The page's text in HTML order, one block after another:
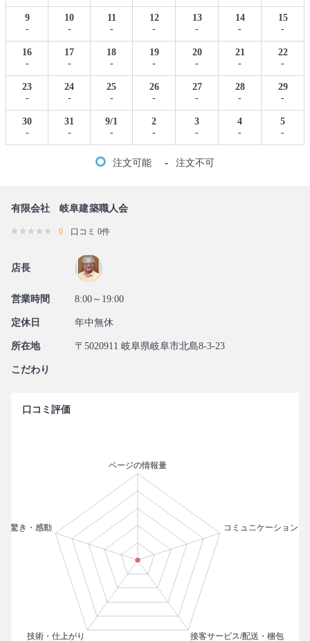
9
-
10
-
11
-
12
-
13
-
14
-
15
-
16
-
17
-
18
-
19
-
20
-
21
-
22
-
23
-
24
-
25
-
26
-
27
-
28
-
29
-
30
-
31
-
9/1
-
2
-
3
-
4
-
5
-
注文可能 - 注文不可
有限会社 岐阜建築職人会
0 口コミ 0件
店長
営業時間 8:00～19:00
定休日 年中無休
所在地 〒5020911 岐阜県岐阜市北島8-3-23
こだわり
口コミ評価